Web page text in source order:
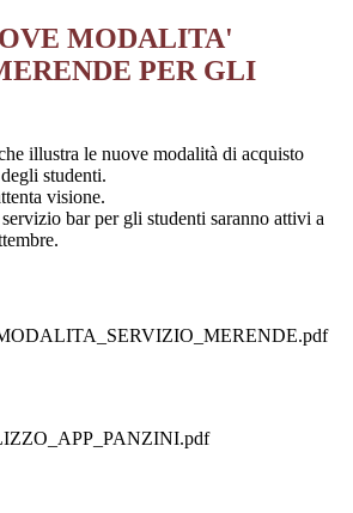
MODALITA'
PER GLI
illustra le nuove modalità di acquisto
studenti.
visione.
bar per gli studenti saranno attivi a